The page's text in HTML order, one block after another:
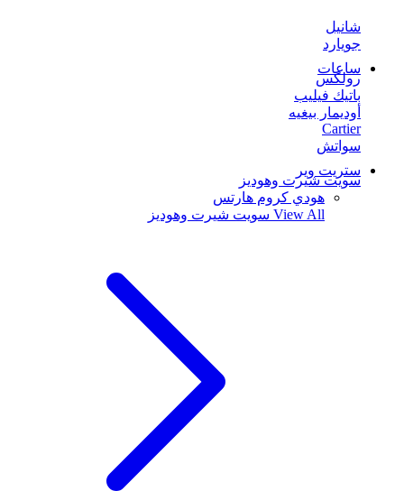
شانيل
جويارد
ساعات
رولكس
باتيك فيليب
أوديمار بيغيه
Cartier
سواتش
ستريت وير
سويت شيرت وهوديز
هودي كروم هارتس
View All سويت شيرت وهوديز